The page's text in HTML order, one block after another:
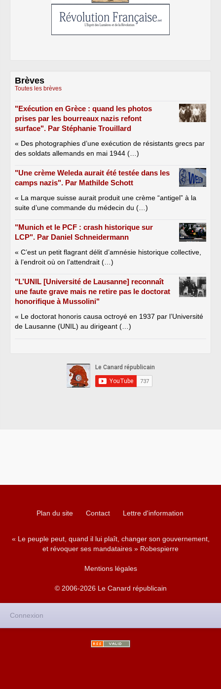
Brèves
Toutes les brèves
"Exécution en Grèce : quand les photos
prises par les bourreaux nazis refont
surface". Par Stéphanie Trouillard
« Des photographies d’une exécution de résistants grecs par
des soldats allemands en mai 1944 (…)
"Une crème Weleda aurait été testée dans les
camps nazis". Par Mathilde Schott
« La marque suisse aurait produit une crème “antigel” à la
suite d’une commande du médecin du (…)
"Munich et le PCF : crash historique sur
LCP". Par Daniel Schneidermann
« C’est un petit flagrant délit d’amnésie historique collective,
à l’endroit où on l’attendrait (…)
"L’UNIL [Université de Lausanne] reconnaît
une faute grave mais ne retire pas le doctorat
honorifique à Mussolini"
« Le doctorat honoris causa octroyé en 1937 par l’Université
de Lausanne (UNIL) au dirigeant (…)
Plan du site Contact Lettre d'information
« Le peuple peut, quand il lui plaît, changer son gouvernement,
et révoquer ses mandataires » Robespierre
Mentions légales
© 2006-2026 Le Canard républicain
Connexion